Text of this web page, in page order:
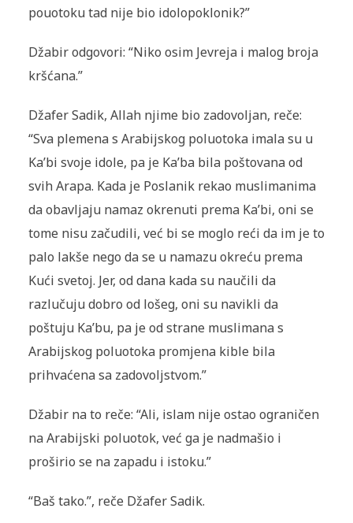
pouotoku tad nije bio idolopoklonik?”
Džabir odgovori: “Niko osim Jevreja i malog broja
kršćana.”
Džafer Sadik, Allah njime bio zadovoljan, reče:
“Sva plemena s Arabijskog poluotoka imala su u
Ka’bi svoje idole, pa je Ka’ba bila poštovana od
svih Arapa. Kada je Poslanik rekao muslimanima
da obavljaju namaz okrenuti prema Ka’bi, oni se
tome nisu začudili, već bi se moglo reći da im je to
palo lakše nego da se u namazu okreću prema
Kući svetoj. Jer, od dana kada su naučili da
razlučuju dobro od lošeg, oni su navikli da
poštuju Ka’bu, pa je od strane muslimana s
Arabijskog poluotoka promjena kible bila
prihvaćena sa zadovoljstvom.”
Džabir na to reče: “Ali, islam nije ostao ograničen
na Arabijski poluotok, već ga je nadmašio i
proširio se na zapadu i istoku.”
“Baš tako.”, reče Džafer Sadik.